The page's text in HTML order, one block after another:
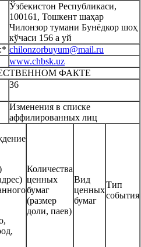
Ўзбекистон Республикаси,
100161, Тошкент шаҳар
Чилонзор тумани Бунёдкор шоҳ
кўчаси 156 а уй
chilonzorbuyum@mail.ru
www.chbsk.uz
ФАКТЕ
36
Изменения в списке
аффилированных лиц
Количества
ценных
бумаг
(размер
доли, паев)
Вид
ценных
бумаг
Тип
события